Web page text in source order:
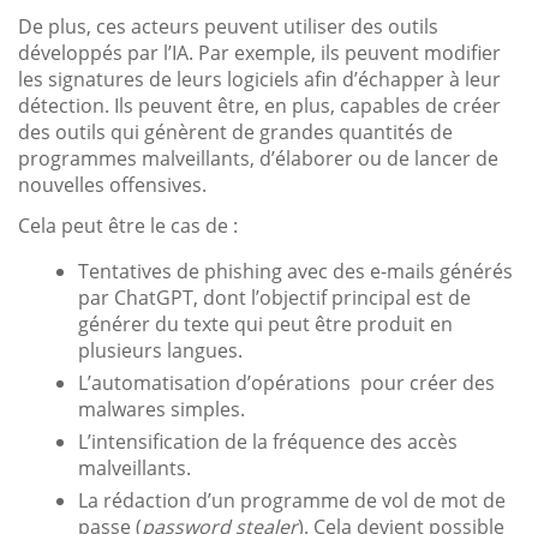
De plus, ces acteurs peuvent utiliser des outils
développés par l’IA. Par exemple, ils peuvent modifier
les signatures de leurs logiciels afin d’échapper à leur
détection. Ils peuvent être, en plus, capables de créer
des outils qui génèrent de grandes quantités de
programmes malveillants, d’élaborer ou de lancer de
nouvelles offensives.
Cela peut être le cas de :
Tentatives de phishing avec des e-mails générés
par ChatGPT, dont l’objectif principal est de
générer du texte qui peut être produit en
plusieurs langues.
L’automatisation d’opérations pour créer des
malwares simples.
L’intensification de la fréquence des accès
malveillants.
La rédaction d’un programme de vol de mot de
passe (password stealer). Cela devient possible